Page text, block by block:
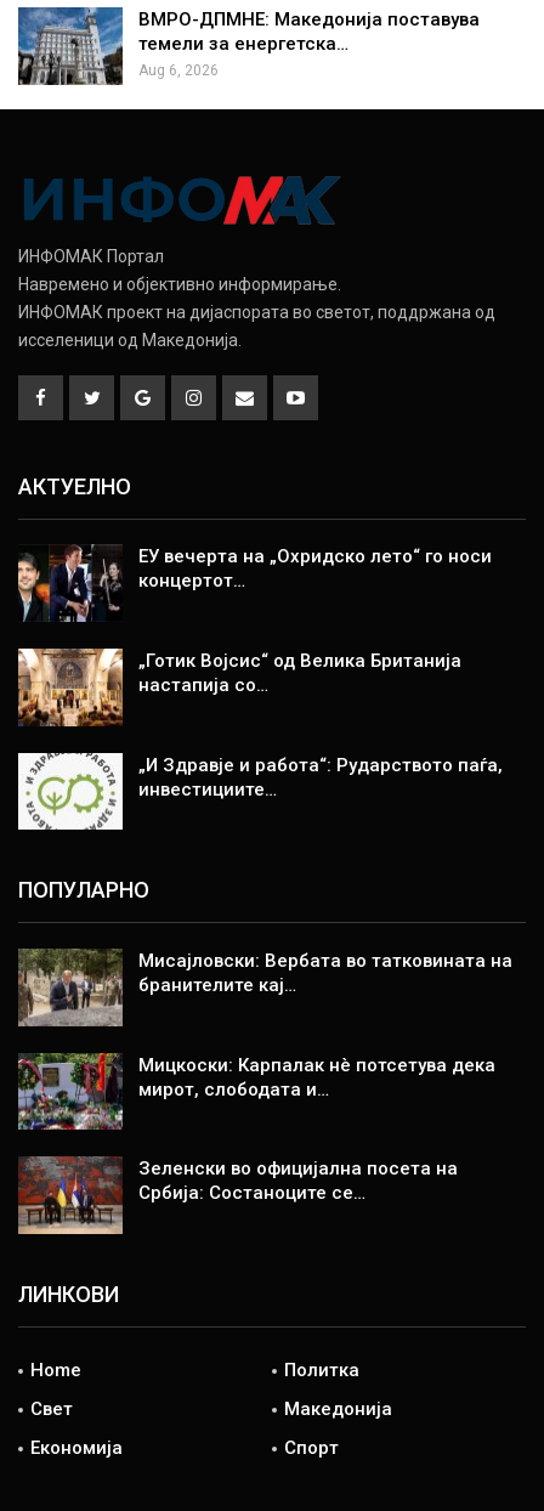
ВМРО-ДПМНЕ: Македонија поставува
темели за енергетска…
Aug 6, 2026
ИНФОМАК Портал
Навремено и објективно информирање.
ИНФОМАК проект на дијаспората во светот, поддржана од
исселеници од Македонија.
АКТУЕЛНО
ЕУ вечерта на „Охридско лето“ го носи
концертот…
„Готик Војсис“ од Велика Британија
настапија со…
„И Здравје и работа“: Рударството паѓа,
инвестициите…
ПОПУЛАРНО
Мисајловски: Вербата во татковината на
бранителите кај…
Мицкоски: Карпалак нè потсетува дека
мирот, слободата и…
Зеленски во официјална посета на
Србија: Состаноците се…
ЛИНКОВИ
Home
Политка
Свет
Македонија
Економија
Спорт